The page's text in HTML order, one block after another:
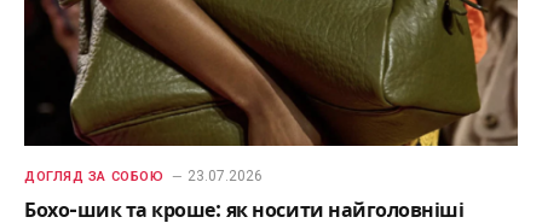
ДОГЛЯД ЗА СОБОЮ 23.07.2026
Бохо-шик та кроше: як носити найголовніші